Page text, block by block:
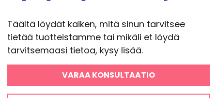
Täältä löydät kaiken, mitä sinun tarvitsee
tietää tuotteistamme tai mikäli et löydä
tarvitsemaasi tietoa, kysy lisää.
VARAA KONSULTAATIO